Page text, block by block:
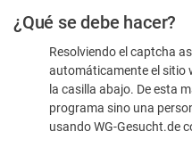
¿Qué se debe hacer?
Resolviendo el captcha
automáticamente el sitio
la casilla abajo. De esta
programa sino una
usando WG-Gesucht.de